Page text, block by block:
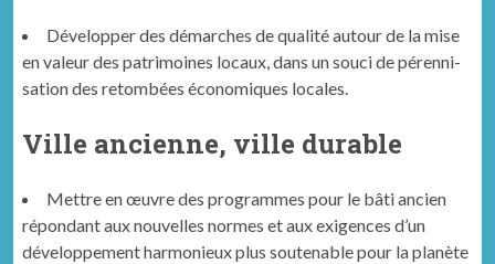
Dévelop­per des démarch­es de qual­ité autour de la mise
en valeur des pat­ri­moines locaux, dans un souci de péren­ni­
sa­tion des retombées économiques locales.
Ville ancienne, ville durable
Met­tre en œuvre des pro­grammes pour le bâti ancien
répon­dant aux nou­velles normes et aux exi­gences d’un
développe­ment har­monieux plus souten­able pour la planète